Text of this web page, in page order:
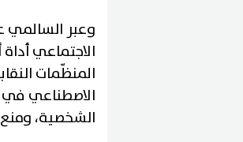
وعبر السالمي
الاجتماعي
المنظّمات
الاصطناعي في
الشخصية، ومنع